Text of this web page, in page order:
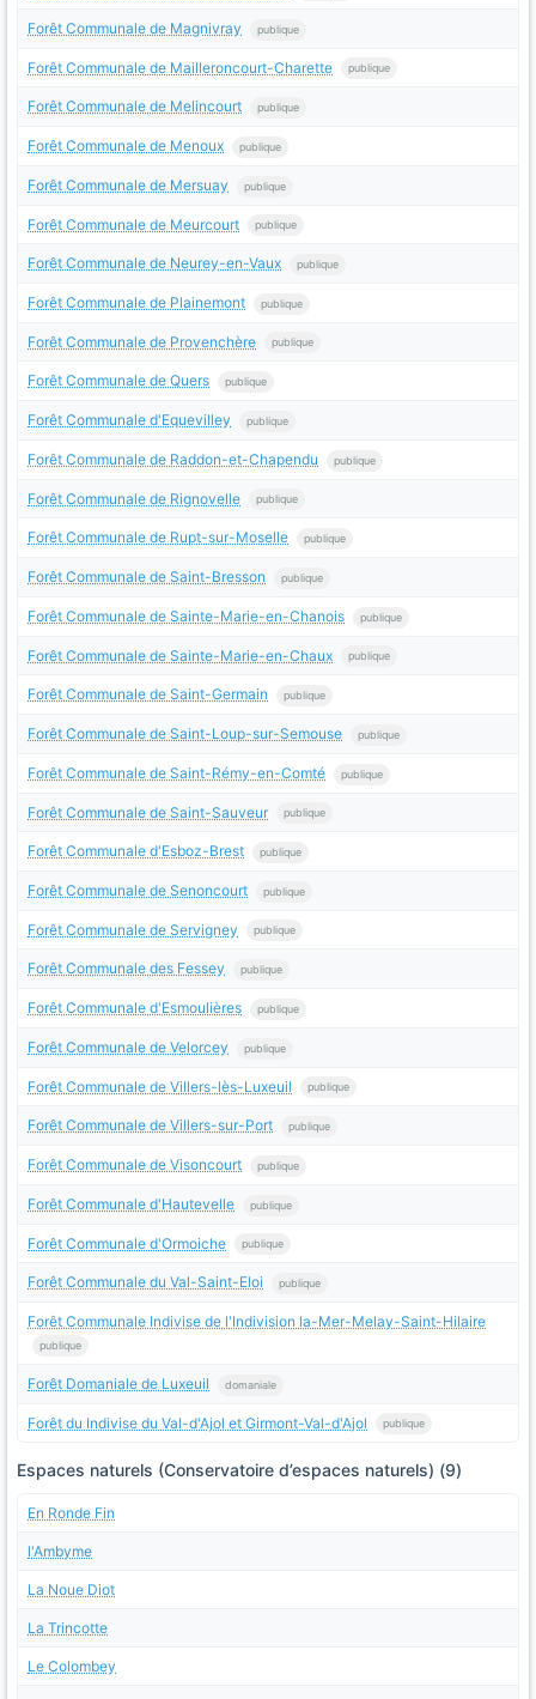
Forêt Communale de Magnivray publique
Forêt Communale de Mailleroncourt-Charette publique
Forêt Communale de Melincourt publique
Forêt Communale de Menoux publique
Forêt Communale de Mersuay publique
Forêt Communale de Meurcourt publique
Forêt Communale de Neurey-en-Vaux publique
Forêt Communale de Plainemont publique
Forêt Communale de Provenchère publique
Forêt Communale de Quers publique
Forêt Communale d'Equevilley publique
Forêt Communale de Raddon-et-Chapendu publique
Forêt Communale de Rignovelle publique
Forêt Communale de Rupt-sur-Moselle publique
Forêt Communale de Saint-Bresson publique
Forêt Communale de Sainte-Marie-en-Chanois publique
Forêt Communale de Sainte-Marie-en-Chaux publique
Forêt Communale de Saint-Germain publique
Forêt Communale de Saint-Loup-sur-Semouse publique
Forêt Communale de Saint-Rémy-en-Comté publique
Forêt Communale de Saint-Sauveur publique
Forêt Communale d'Esboz-Brest publique
Forêt Communale de Senoncourt publique
Forêt Communale de Servigney publique
Forêt Communale des Fessey publique
Forêt Communale d'Esmoulières publique
Forêt Communale de Velorcey publique
Forêt Communale de Villers-lès-Luxeuil publique
Forêt Communale de Villers-sur-Port publique
Forêt Communale de Visoncourt publique
Forêt Communale d'Hautevelle publique
Forêt Communale d'Ormoiche publique
Forêt Communale du Val-Saint-Eloi publique
Forêt Communale Indivise de l'Indivision la-Mer-Melay-Saint-Hilaire
publique
Forêt Domaniale de Luxeuil domaniale
Forêt du Indivise du Val-d'Ajol et Girmont-Val-d'Ajol publique
Espaces naturels (Conservatoire d’espaces naturels) (9)
En Ronde Fin
l'Ambyme
La Noue Diot
La Trincotte
Le Colombey